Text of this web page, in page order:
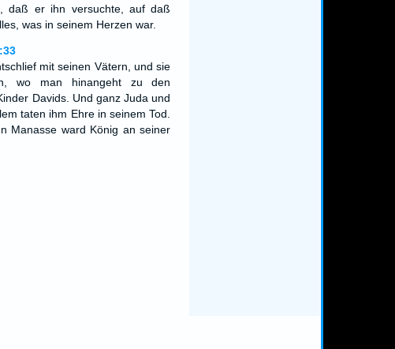
daß er ihn versuchte, auf daß
was in seinem Herzen war.
mit seinen Vätern, und sie
wo man hinangeht zu den
Davids. Und ganz Juda und
taten ihm Ehre in seinem Tod.
Manasse ward König an seiner